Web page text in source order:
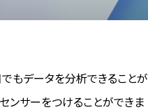
もデータを分析できることが
ンサーをつけることができま